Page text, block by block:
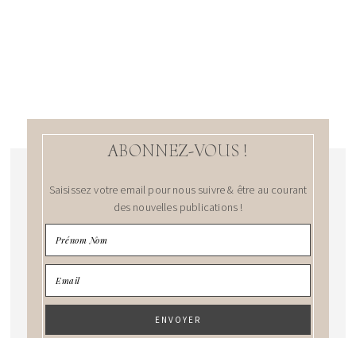
ABONNEZ-VOUS !
Saisissez votre email pour nous suivre & être au courant
des nouvelles publications !